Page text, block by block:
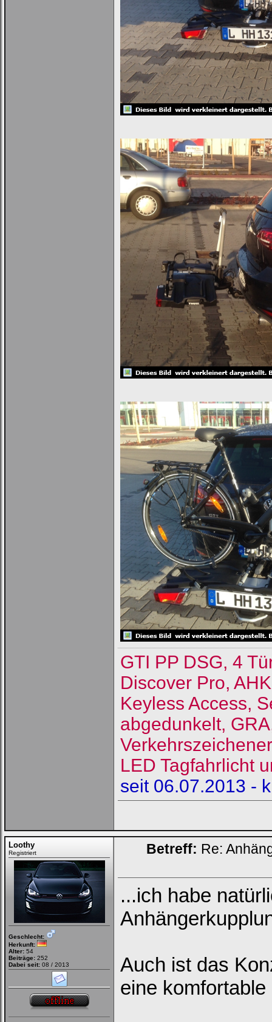
GTI PP DSG, 4
Discover Pro,
Keyless Access,
abgedunkelt,
LED Tagfahrlicht
seit 06.07.2013 -
Loothy
Registriert
Geschlecht:
Herkunft:
Alter: 54
Beiträge: 252
Dabei seit: 08 / 2013
Betreff: Re:
...ich habe
Auch ist das
eine